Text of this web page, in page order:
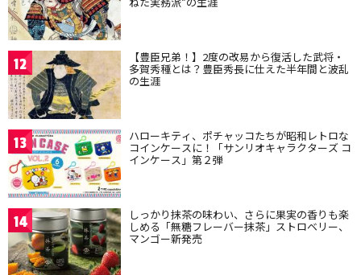
12 【豊臣兄弟！】2度の改易から復活した武将・
多賀秀種とは？豊臣秀長に仕えた半年間と波乱
の生涯
13 ハローキティ、ポチャッコたちが昭和レトロな
コインケースに！「サンリオキャラクターズ コ
インケース」第２弾
14 しっかり抹茶の味わい、さらに果実の香りも楽
しめる「無糖フレーバー抹茶」ストロベリー、
マンゴー新発売